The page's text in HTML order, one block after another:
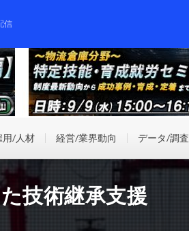
信
用/人材 経営/業界動向 データ/調査
技術継承支援